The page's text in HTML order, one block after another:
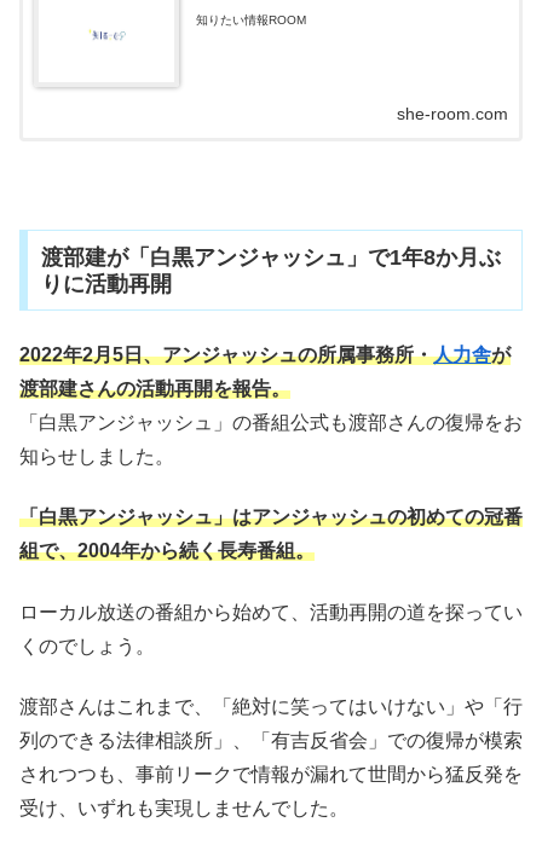
知りたい情報ROOM
she-room.com
渡部建が「白黒アンジャッシュ」で1年8か月ぶ
りに活動再開
2022年2月5日、アンジャッシュの所属事務所・人力舎が
渡部建さんの活動再開を報告。
「白黒アンジャッシュ」の番組公式も渡部さんの復帰をお
知らせしました。
「白黒アンジャッシュ」はアンジャッシュの初めての冠番
組で、2004年から続く長寿番組。
ローカル放送の番組から始めて、活動再開の道を探ってい
くのでしょう。
渡部さんはこれまで、「絶対に笑ってはいけない」や「行
列のできる法律相談所」、「有吉反省会」での復帰が模索
されつつも、事前リークで情報が漏れて世間から猛反発を
受け、いずれも実現しませんでした。